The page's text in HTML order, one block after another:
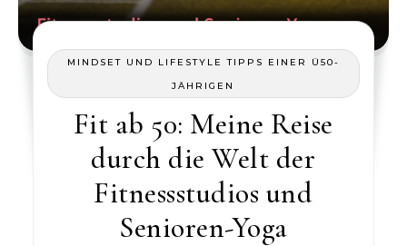
MINDSET UND LIFESTYLE TIPPS EINER Ü50-
JÄHRIGEN
Fit ab 50: Meine Reise
durch die Welt der
Fitnessstudios und
Senioren-Yoga